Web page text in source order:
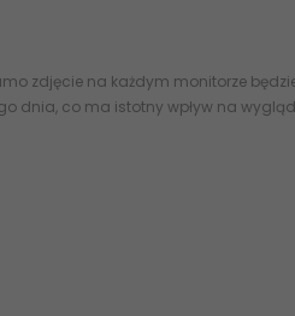
zdjęcie na każdym monitorze
dnia, co ma istotny wpływ na